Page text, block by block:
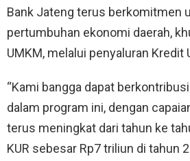
Bank Jateng terus berkomitmen
pertumbuhan ekonomi daerah,
UMKM, melalui penyaluran Kredit
“Kami bangga dapat
dalam program ini, dengan
terus meningkat dari tahun ke
KUR sebesar Rp7 triliun di tahun